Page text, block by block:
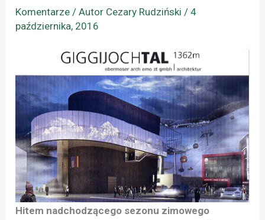
Komentarze / Autor Cezary Rudziński/4
października, 2016
Hitem nadchodzącego sezonu zimowego